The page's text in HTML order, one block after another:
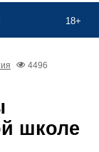
18+
4496
школе